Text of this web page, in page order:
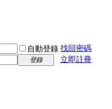
自動登錄 找回密碼
登錄 立即註冊